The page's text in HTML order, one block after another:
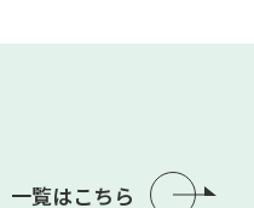
一覧はこちら